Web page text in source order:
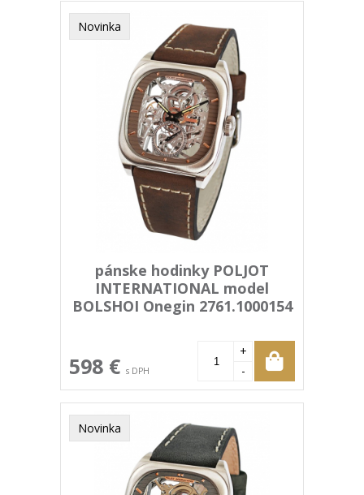
Novinka
pánske hodinky POLJOT
INTERNATIONAL model
BOLSHOI Onegin 2761.1000154
598 € s DPH
+
-
Novinka